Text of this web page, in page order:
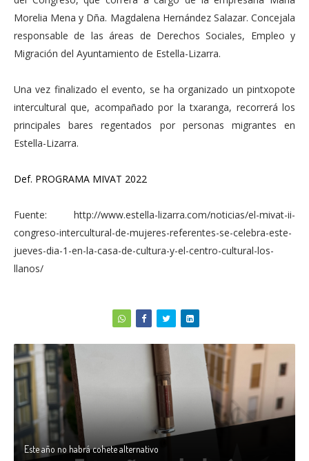
Morelia Mena y Dña. Magdalena Hernández Salazar. Concejala
responsable de las áreas de Derechos Sociales, Empleo y
Migración del Ayuntamiento de Estella-Lizarra.
Una vez finalizado el evento, se ha organizado un pintxopote
intercultural que, acompañado por la txaranga, recorrerá los
principales bares regentados por personas migrantes en
Estella-Lizarra.
Def. PROGRAMA MIVAT 2022
Fuente: http://www.estella-lizarra.com/noticias/el-mivat-ii-
congreso-intercultural-de-mujeres-referentes-se-celebra-este-
jueves-dia-1-en-la-casa-de-cultura-y-el-centro-cultural-los-
llanos/
Este año no habrá cohete alternativo